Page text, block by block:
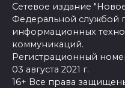
Сетевое издание
Федеральной службой
информационных
коммуникаций.
Регистрационный
03 августа 2021 г.
16+ Все права